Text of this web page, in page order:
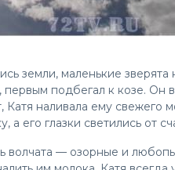
земли, маленькие
первым подбегал к козе. Он
Катя наливала ему
а его глазки светились от
волчата — озорные и